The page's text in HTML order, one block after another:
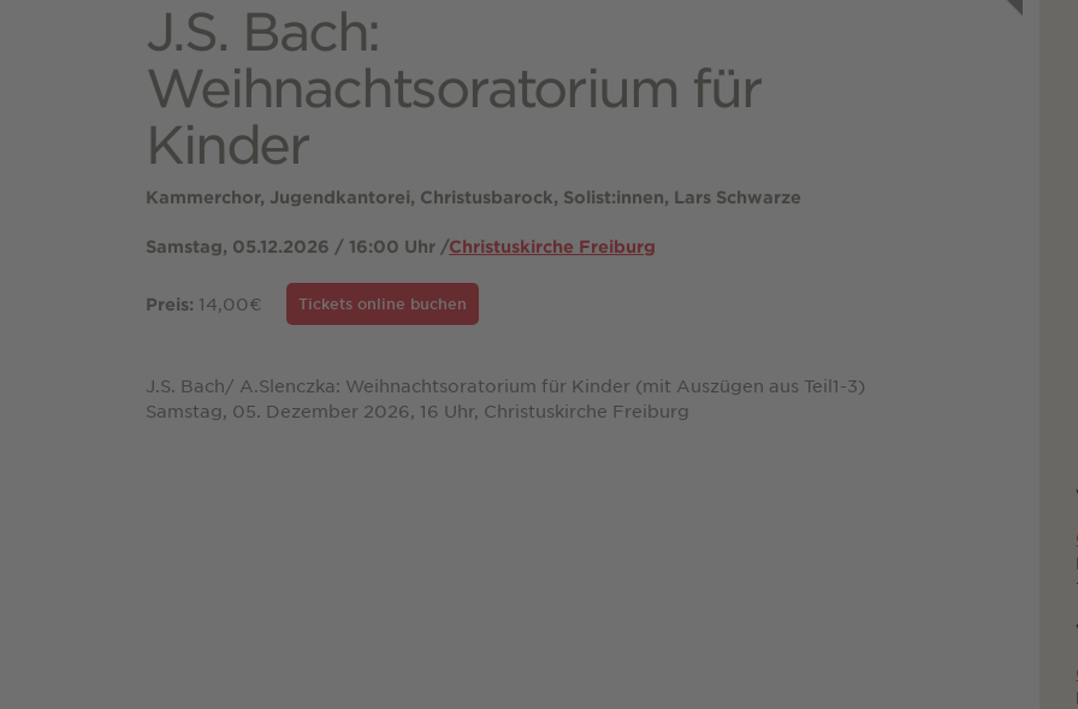
J.S. Bach:
Weihnachtsoratorium für
Kinder
Kammerchor, Jugendkantorei, Christusbarock, Solist:innen, Lars Schwarze
Samstag, 05.12.2026 / 16:00 Uhr /Christuskirche Freiburg
Preis: 14,00€ Tickets online buchen
J.S. Bach/ A.Slenczka: Weihnachtsoratorium für Kinder (mit Auszügen aus Teil1-3)
Samstag, 05. Dezember 2026, 16 Uhr, Christuskirche Freiburg